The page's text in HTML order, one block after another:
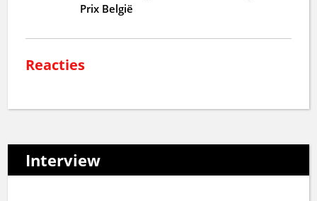
Prix België
Reacties
Interview